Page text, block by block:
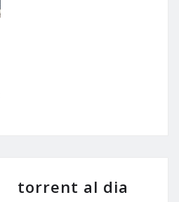
torrent al dia